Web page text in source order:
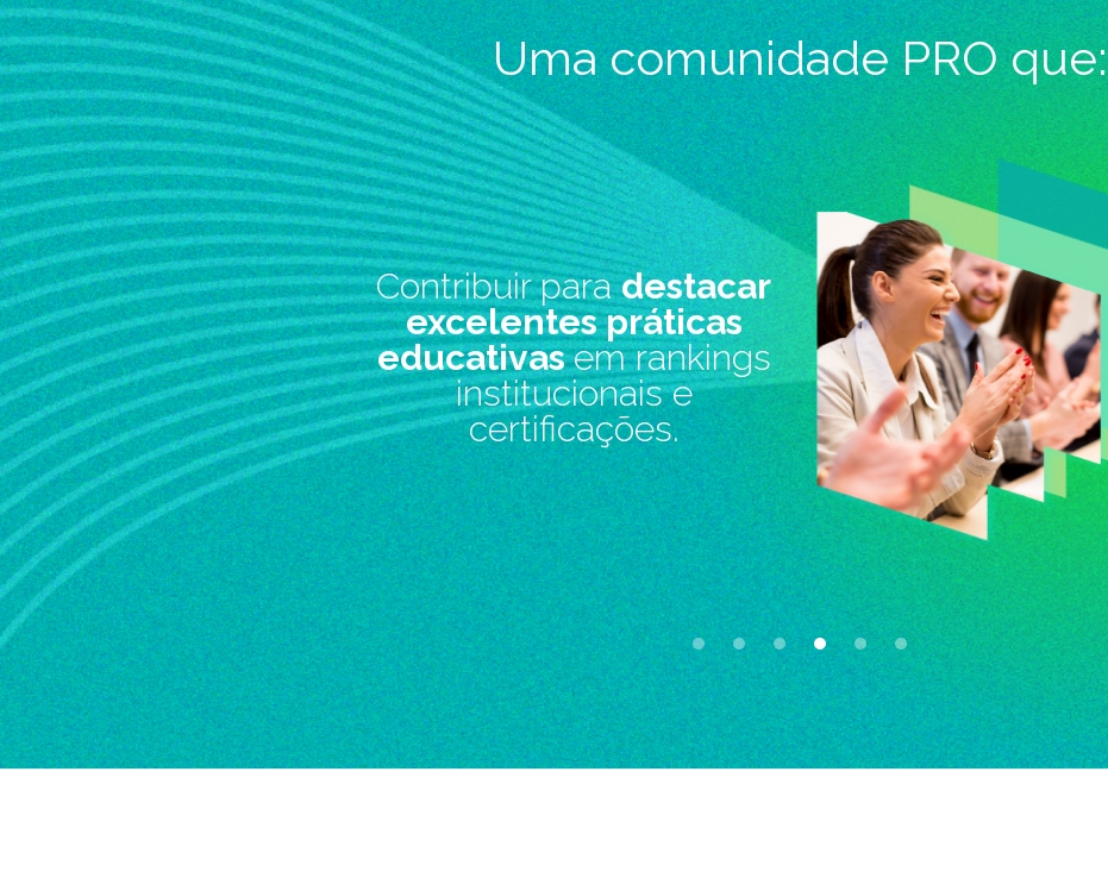
Uma comunidade PRO que:
Promove amelhoria
contínua e
reconhecimento da
prática docentecom
crachás, diplomas e
certificações.
Slide 5 of 6.